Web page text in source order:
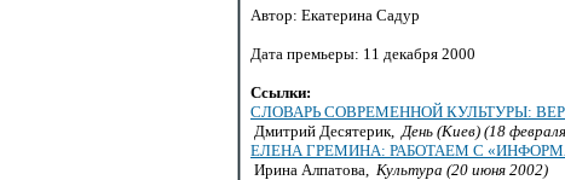
Автор: Екатерина Садур
Дата премьеры: 11 декабря 2000
Ссылки:
СЛОВАРЬ СОВРЕМЕННОЙ КУЛЬТУРЫ:
Дмитрий Десятерик,День (Киев) (18
ЕЛЕНА ГРЕМИНА: РАБОТАЕМ С
Ирина Алпатова, Культура (20 июня 2002)